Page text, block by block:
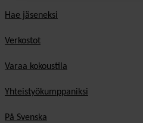
Hae jäseneksi
Verkostot
Varaa kokoustila
Yhteistyökumppaniksi
På Svenska